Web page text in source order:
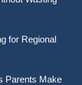
for Regional
Parents Make